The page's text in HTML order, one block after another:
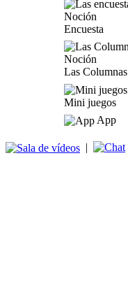
Encuesta
Las Columnas
Mini juegos
App
|